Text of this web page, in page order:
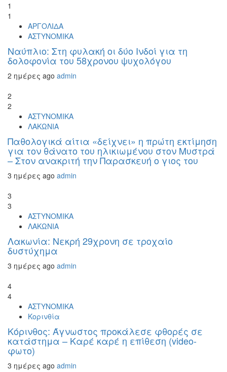
1
1
ΑΡΓΟΛΙΔΑ
ΑΣΤΥΝΟΜΙΚΑ
Ναύπλιο: Στη φυλακή οι δύο Ινδοί για τη
δολοφονία του 58χρονου ψυχολόγου
2 ημέρες ago admin
2
2
ΑΣΤΥΝΟΜΙΚΑ
ΛΑΚΩΝΙΑ
Παθολογικά αίτια «δείχνει» η πρώτη εκτίμηση
για τον θάνατο του ηλικιωμένου στον Μυστρά
– Στον ανακριτή την Παρασκευή ο γιος του
3 ημέρες ago admin
3
3
ΑΣΤΥΝΟΜΙΚΑ
ΛΑΚΩΝΙΑ
Λακωνία: Νεκρή 29χρονη σε τροχαίο
δυστύχημα
3 ημέρες ago admin
4
4
ΑΣΤΥΝΟΜΙΚΑ
Κορινθία
Κόρινθος: Άγνωστος προκάλεσε φθορές σε
κατάστημα – Καρέ καρέ η επίθεση (video-
φωτο)
3 ημέρες ago admin